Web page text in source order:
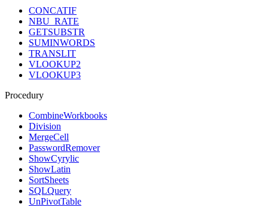
CONCATIF
NBU_RATE
GETSUBSTR
SUMINWORDS
TRANSLIT
VLOOKUP2
VLOOKUP3
Procedury
CombineWorkbooks
Division
MergeCell
PasswordRemover
ShowCyrylic
ShowLatin
SortSheets
SQLQuery
UnPivotTable